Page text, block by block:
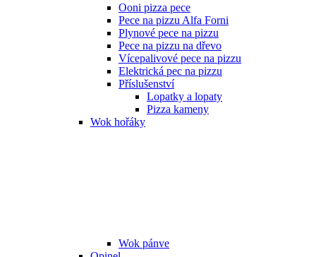
Ooni pizza pece
Pece na pizzu Alfa Forni
Plynové pece na pizzu
Pece na pizzu na dřevo
Vícepalivové pece na pizzu
Elektrická pec na pizzu
Příslušenství
Lopatky a lopaty
Pizza kameny
Wok hořáky
Wok pánve